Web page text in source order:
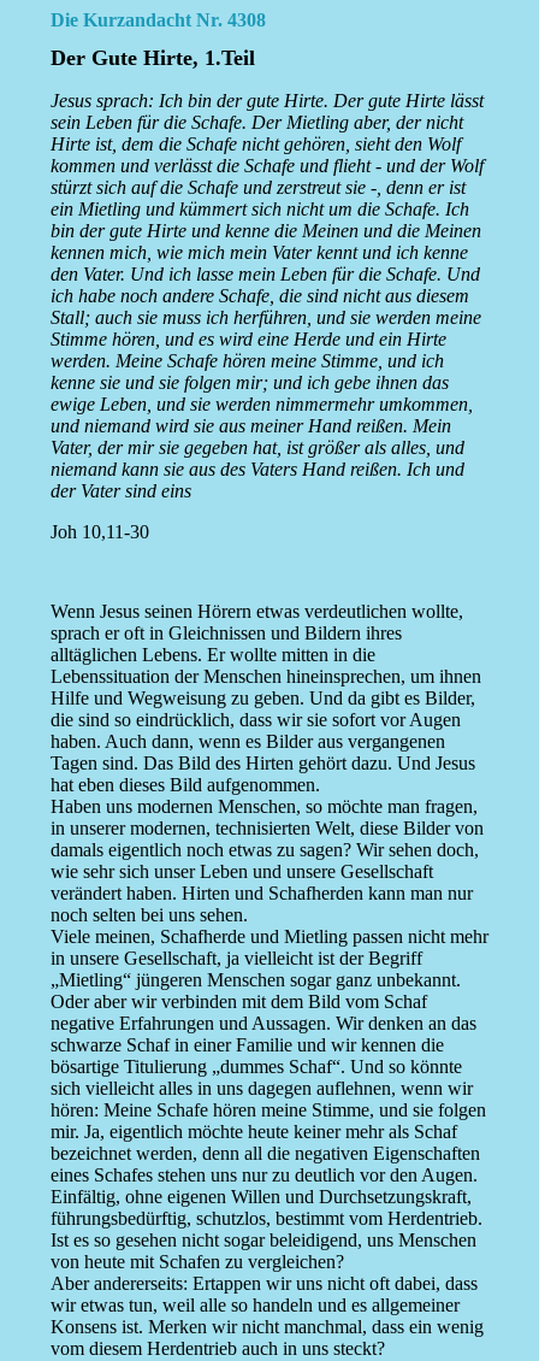
Die Kurzandacht Nr. 4308
Der Gute Hirte, 1.Teil
Jesus sprach: Ich bin der gute Hirte. Der gute Hirte lässt
sein Leben für die Schafe. Der Mietling aber, der nicht
Hirte ist, dem die Schafe nicht gehören, sieht den Wolf
kommen und verlässt die Schafe und flieht - und der Wolf
stürzt sich auf die Schafe und zerstreut sie -, denn er ist
ein Mietling und kümmert sich nicht um die Schafe. Ich
bin der gute Hirte und kenne die Meinen und die Meinen
kennen mich, wie mich mein Vater kennt und ich kenne
den Vater. Und ich lasse mein Leben für die Schafe. Und
ich habe noch andere Schafe, die sind nicht aus diesem
Stall; auch sie muss ich herführen, und sie werden meine
Stimme hören, und es wird eine Herde und ein Hirte
werden. Meine Schafe hören meine Stimme, und ich
kenne sie und sie folgen mir; und ich gebe ihnen das
ewige Leben, und sie werden nimmermehr umkommen,
und niemand wird sie aus meiner Hand reißen. Mein
Vater, der mir sie gegeben hat, ist größer als alles, und
niemand kann sie aus des Vaters Hand reißen. Ich und
der Vater sind eins
Joh 10,11-30
Wenn Jesus seinen Hörern etwas verdeutlichen wollte,
sprach er oft in Gleichnissen und Bildern ihres
alltäglichen Lebens. Er wollte mitten in die
Lebenssituation der Menschen hineinsprechen, um ihnen
Hilfe und Wegweisung zu geben. Und da gibt es Bilder,
die sind so eindrücklich, dass wir sie sofort vor Augen
haben. Auch dann, wenn es Bilder aus vergangenen
Tagen sind. Das Bild des Hirten gehört dazu. Und Jesus
hat eben dieses Bild aufgenommen.
Haben uns modernen Menschen, so möchte man fragen,
in unserer modernen, technisierten Welt, diese Bilder von
damals eigentlich noch etwas zu sagen? Wir sehen doch,
wie sehr sich unser Leben und unsere Gesellschaft
verändert haben. Hirten und Schafherden kann man nur
noch selten bei uns sehen.
Viele meinen, Schafherde und Mietling passen nicht mehr
in unsere Gesellschaft, ja vielleicht ist der Begriff
„Mietling“ jüngeren Menschen sogar ganz unbekannt.
Oder aber wir verbinden mit dem Bild vom Schaf
negative Erfahrungen und Aussagen. Wir denken an das
schwarze Schaf in einer Familie und wir kennen die
bösartige Titulierung „dummes Schaf“. Und so könnte
sich vielleicht alles in uns dagegen auflehnen, wenn wir
hören: Meine Schafe hören meine Stimme, und sie folgen
mir. Ja, eigentlich möchte heute keiner mehr als Schaf
bezeichnet werden, denn all die negativen Eigenschaften
eines Schafes stehen uns nur zu deutlich vor den Augen.
Einfältig, ohne eigenen Willen und Durchsetzungskraft,
führungsbedürftig, schutzlos, bestimmt vom Herdentrieb.
Ist es so gesehen nicht sogar beleidigend, uns Menschen
von heute mit Schafen zu vergleichen?
Aber andererseits: Ertappen wir uns nicht oft dabei, dass
wir etwas tun, weil alle so handeln und es allgemeiner
Konsens ist. Merken wir nicht manchmal, dass ein wenig
vom diesem Herdentrieb auch in uns steckt?